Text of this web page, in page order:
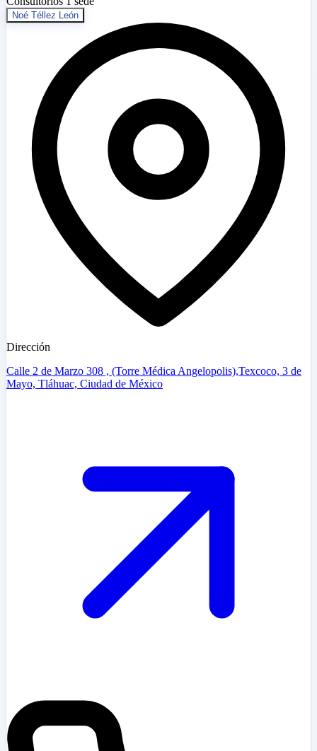
Noé Téllez León
Dirección
Calle 2 de Marzo 308 , (Torre Médica Angelopolis),Texcoco, 3 de
Mayo, Tláhuac, Ciudad de México